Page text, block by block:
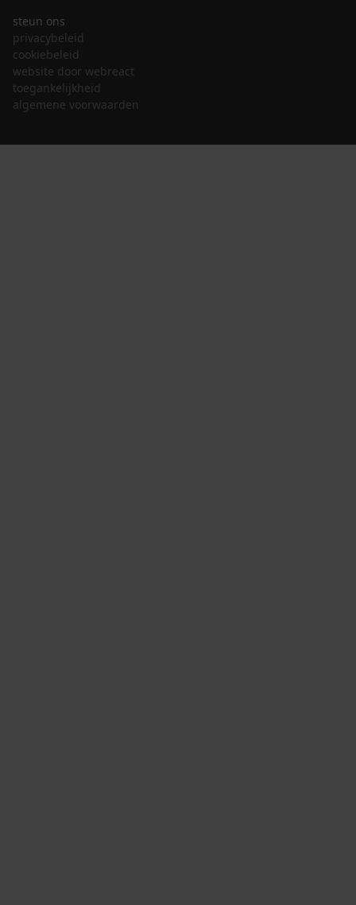
steun ons
privacybeleid
cookiebeleid
website door webreact
toegankelijkheid
algemene voorwaarden